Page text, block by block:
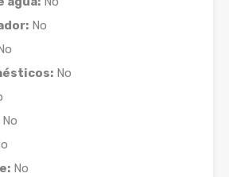
No
No
No
No